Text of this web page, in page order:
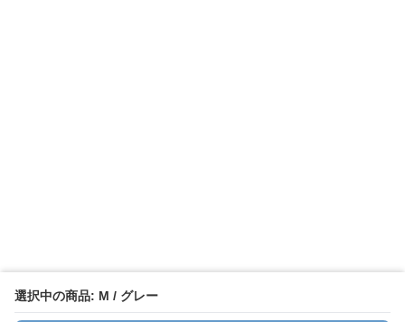
選択中の商品: M / グレー